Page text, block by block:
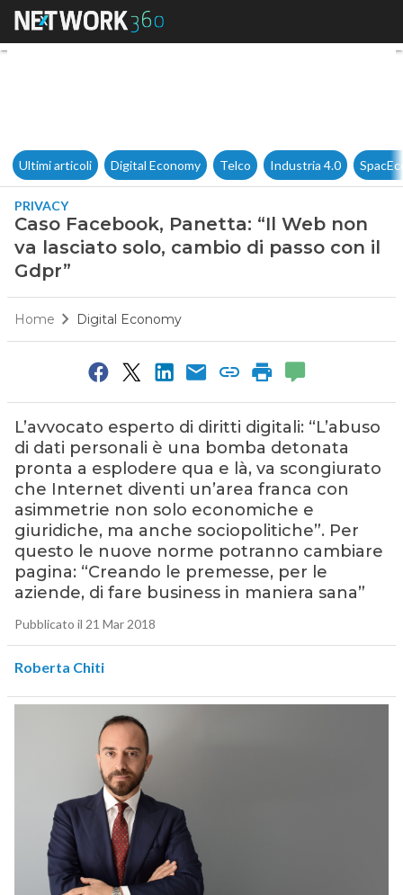
Caso Facebook, Panetta: “Il
Ultimi articoli Digital Economy Telco Industria 4.0
PRIVACY
Caso Facebook, Panetta: “Il Web non
va lasciato solo, cambio di passo con il
Gdpr”
Home Digital Economy
L’avvocato esperto di diritti digitali: “L’abuso
di dati personali è una bomba detonata
pronta a esplodere qua e là, va scongiurato
che Internet diventi un’area franca con
asimmetrie non solo economiche e
giuridiche, ma anche sociopolitiche”. Per
questo le nuove norme potranno cambiare
pagina: “Creando le premesse, per le
aziende, di fare business in maniera sana”
Pubblicato il 21 Mar 2018
Roberta Chiti